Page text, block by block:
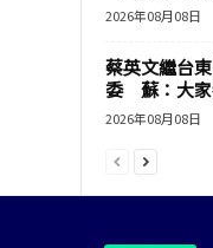
2026年08月08日
蔡英文繼台
委 蘇：大家
2026年08月08日